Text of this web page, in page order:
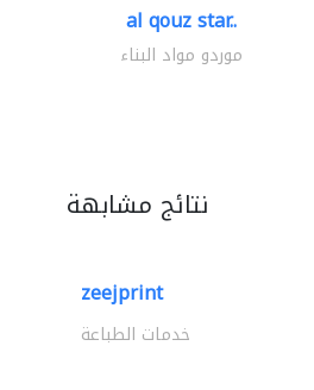
al qouz star..
موردو مواد البناء
نتائج مشابهة
zeejprint
خدمات الطباعة